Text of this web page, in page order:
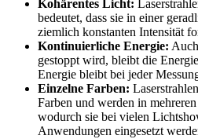
Kohärentes Licht:
bedeutet, dass sie ‌in ⁢einer
ziemlich konstanten Intensität
Kontinuierliche Energie:
gestoppt⁢ wird, ⁣bleibt⁤ die
Energie bleibt bei jeder
Einzelne Farben:
Farben und werden in
wodurch sie bei vielen
Anwendungen eingesetzt